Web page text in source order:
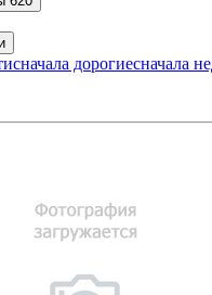
сначала дорогиесначала